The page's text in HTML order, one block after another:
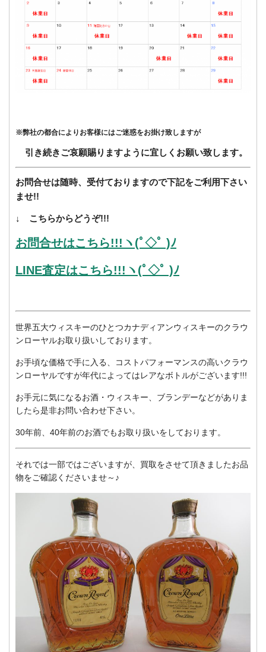
※弊社の都合によりお客様にはご迷惑をお掛け致しますが
引き続きご哀願賜りますように宜しくお願い致します。
お問合せは随時、受付ておりますので下記をご利用下さい
ませ!!
↓ こちらからどうぞ!!!
お問合せはこちら!!!ヽ(ﾟ◇ﾟ )ﾉ
LINE査定はこちら!!!ヽ(ﾟ◇ﾟ )ﾉ
世界五大ウィスキーのひとつカナディアンウィスキーのクラウ
ンローヤルお取り扱いしております。
お手頃な価格で手に入る、コストパフォーマンスの高いクラウ
ンローヤルですが年代によってはレアなボトルがございます!!!
お手元に気になるお酒・ウィスキー、ブランデーなどがありま
したら是非お問い合わせ下さい。
30年前、40年前のお酒でもお取り扱いをしております。
それでは一部ではございますが、買取をさせて頂きましたお品
物をご確認くださいませ～♪